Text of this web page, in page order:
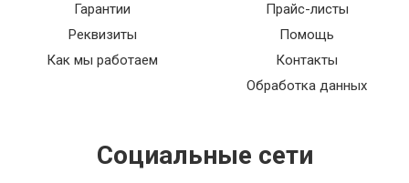
Гарантии
Реквизиты
Как мы работаем
Прайс-листы
Помощь
Контакты
Обработка данных
Социальные сети